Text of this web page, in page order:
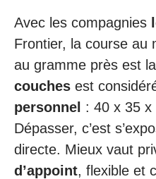
Avec les compagnies
Frontier, la course au
au gramme près est
couches est
personnel : 40 x 35 x
Dépasser, c’est
directe. Mieux vaut
d’appoint, flexible et